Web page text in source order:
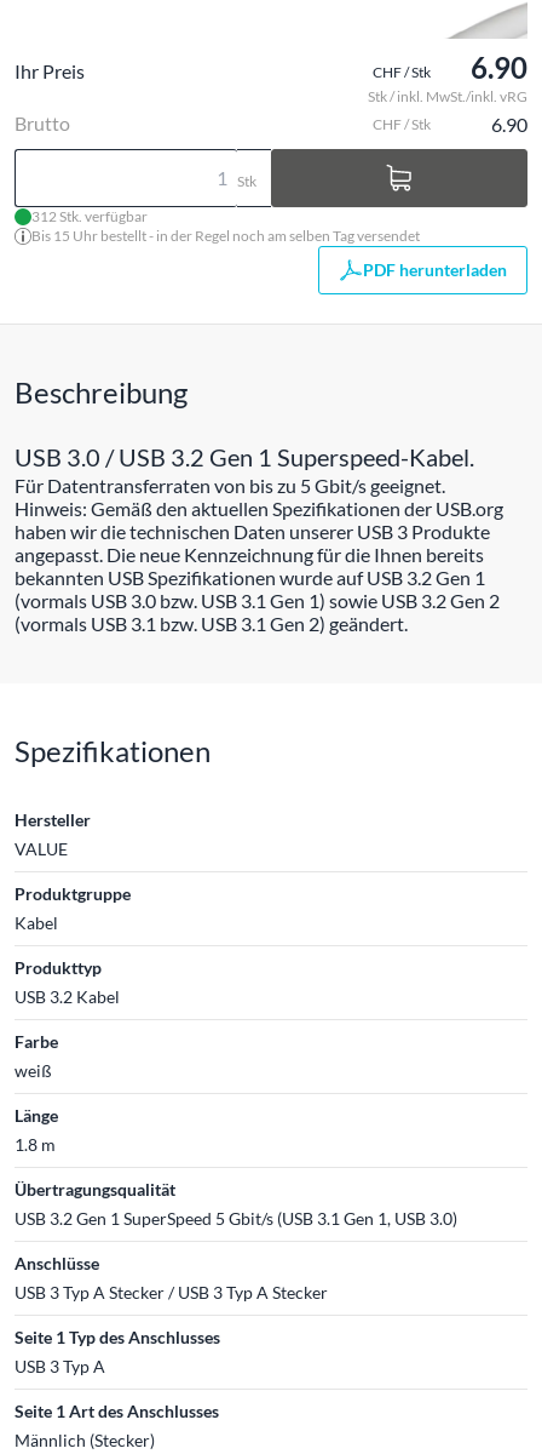
Ihr Preis CHF / Stk 6.90
Stk / inkl. MwSt./inkl. vRG
Brutto CHF / Stk 6.90
Stk
312 Stk. verfügbar
Bis 15 Uhr bestellt - in der Regel noch am selben Tag versendet
PDF herunterladen
Beschreibung
USB 3.0 / USB 3.2 Gen 1 Superspeed-Kabel.
Für Datentransferraten von bis zu 5 Gbit/s geeignet.
Hinweis: Gemäß den aktuellen Spezifikationen der USB.org
haben wir die technischen Daten unserer USB 3 Produkte
angepasst. Die neue Kennzeichnung für die Ihnen bereits
bekannten USB Spezifikationen wurde auf USB 3.2 Gen 1
(vormals USB 3.0 bzw. USB 3.1 Gen 1) sowie USB 3.2 Gen 2
(vormals USB 3.1 bzw. USB 3.1 Gen 2) geändert.
Spezifikationen
Hersteller
VALUE
Produktgruppe
Kabel
Produkttyp
USB 3.2 Kabel
Farbe
weiß
Länge
1.8 m
Übertragungsqualität
USB 3.2 Gen 1 SuperSpeed 5 Gbit/s (USB 3.1 Gen 1, USB 3.0)
Anschlüsse
USB 3 Typ A Stecker / USB 3 Typ A Stecker
Seite 1 Typ des Anschlusses
USB 3 Typ A
Seite 1 Art des Anschlusses
Männlich (Stecker)